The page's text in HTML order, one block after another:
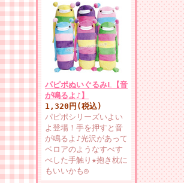
パピポぬいぐるみL【音
が鳴るよ♪】
1,320円(税込)
パピポシリーズいよい
よ登場！手を押すと音
が鳴るよ♪光沢があって
ベロアのようなすべす
べした手触り★抱き枕に
もいいかも◎